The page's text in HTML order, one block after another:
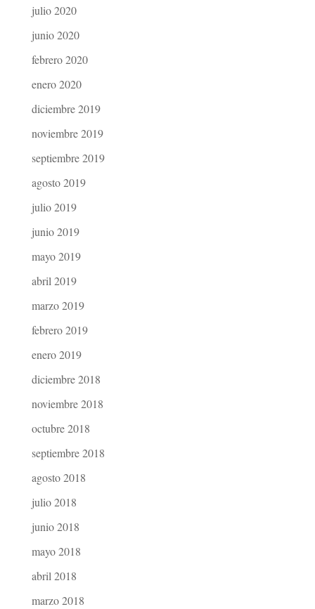
julio 2020
junio 2020
febrero 2020
enero 2020
diciembre 2019
noviembre 2019
septiembre 2019
agosto 2019
julio 2019
junio 2019
mayo 2019
abril 2019
marzo 2019
febrero 2019
enero 2019
diciembre 2018
noviembre 2018
octubre 2018
septiembre 2018
agosto 2018
julio 2018
junio 2018
mayo 2018
abril 2018
marzo 2018